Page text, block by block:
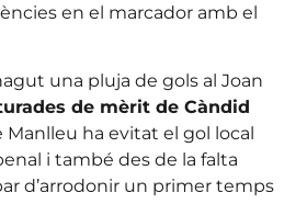
en el marcador amb el
una pluja de gols al Joan
de mèrit de Càndid
Manlleu ha evitat el gol local
i també des de la falta
d’arrodonir un primer temps